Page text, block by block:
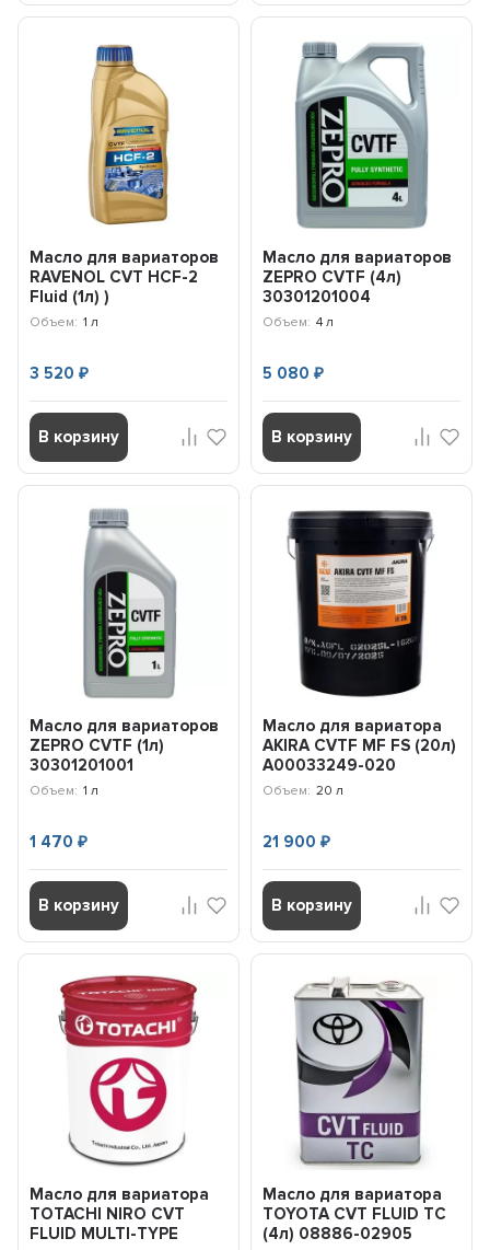
Масло для вариаторов
RAVENOL CVT HCF-2
Fluid (1л) )
121114200101999
Объем: 1 л
3 520₽
В корзину
Масло для вариаторов
ZEPRO CVTF (4л)
30301201004
Объем: 4 л
5 080 ₽
В корзину
Масло для вариаторов
ZEPRO CVTF (1л)
30301201001
Объем: 1 л
1 470₽
В корзину
Масло для вариатора
AKIRA CVTF MF FS (20л)
A00033249-020
Объем: 20 л
21 900 ₽
В корзину
Масло для вариатора
TOTACHI NIRO CVT
FLUID MULTI-TYPE
Масло для вариатора
TOYOTA CVT FLUID TC
(4л) 08886-02905